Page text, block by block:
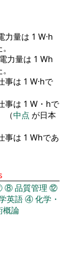
力量は 1 W·h
電力量は 1 Wh
事は 1 W·hで
事は 1 W・hで
（中点 が日本
事は 1 Whであ
⑧品質管理 ⑫
英語④化学・
概論